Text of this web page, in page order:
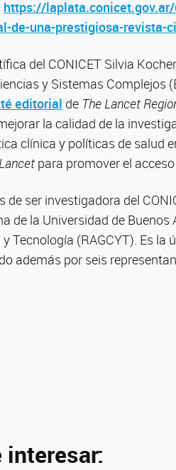
https://
de-una-prestigiosa-revista-
del CONICET Silvia
y Sistemas Complejos
editorial de The Lancet
la calidad de la
clínica y políticas de salud
para promover el
de ser investigadora del
de la Universidad de Buenos
y Tecnología (RAGCYT). Es
además por seis
interesar: